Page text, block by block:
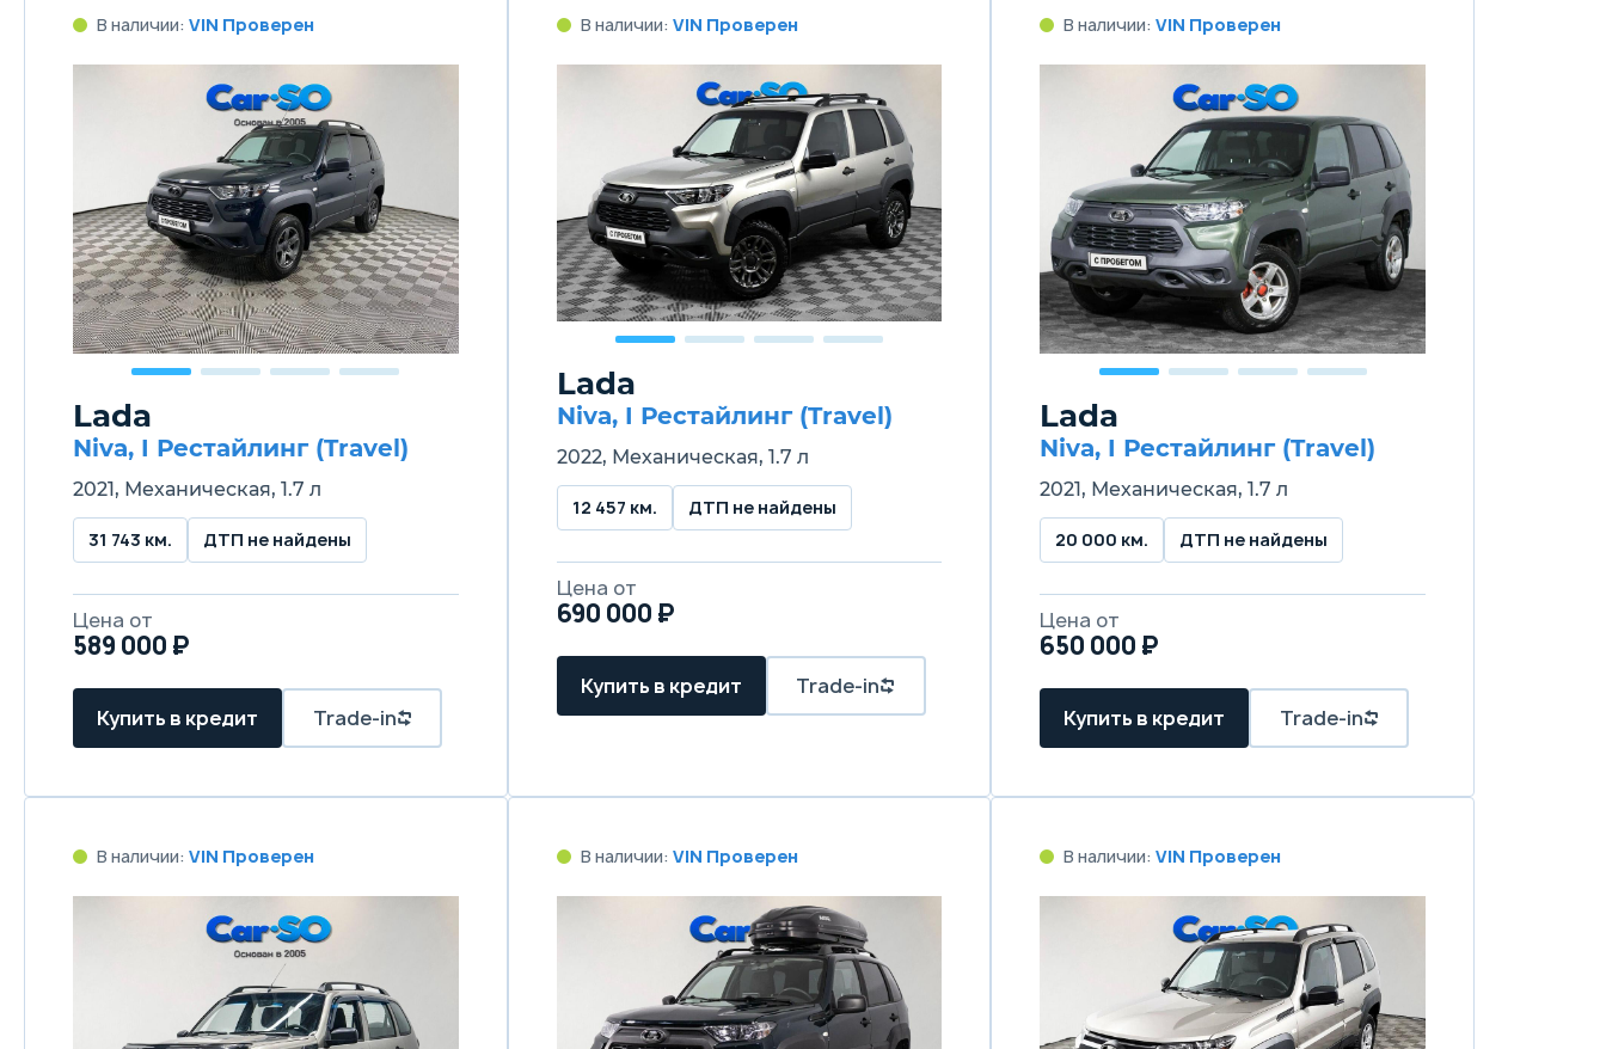
В наличии: VIN Проверен
Lada
Niva, I Рестайлинг (Travel)
2021, Механическая, 1.7 л
31 743 км. ДТП не найдены
Цена от
589 000 ₽
Купить в кредит Trade-in
В наличии: VIN Проверен
Lada
Niva, I Рестайлинг (Travel)
2022, Механическая, 1.7 л
12 457 км. ДТП не найдены
Цена от
690 000 ₽
Купить в кредит Trade-in
В наличии: VIN Проверен
Lada
Niva, I Рестайлинг (Travel)
2021, Механическая, 1.7 л
20 000 км. ДТП не найдены
Цена от
650 000 ₽
Купить в кредит Trade-in
В наличии: VIN Проверен В наличии: VIN Проверен В наличии: VIN Проверен